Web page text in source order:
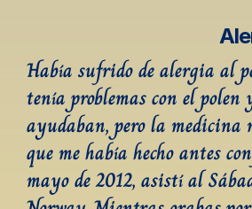
Había sufrido de alergia al
tenía problemas con el
ayudaban, pero la medicina
que me había hecho antes
mayo de 2012, asistí al